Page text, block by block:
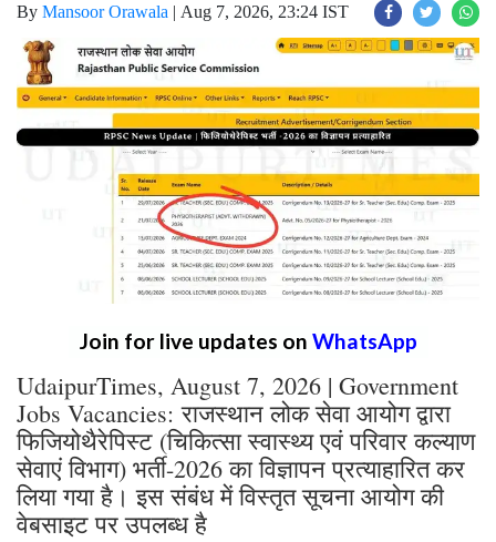
By Mansoor Orawala | Aug 7, 2026, 23:24 IST
Join for live updates on WhatsApp
UdaipurTimes, August 7, 2026 | Government
Jobs Vacancies: राजस्थान लोक सेवा आयोग द्वारा
फिजियोथैरेपिस्ट (चिकित्सा स्वास्थ्य एवं परिवार कल्याण
सेवाएं विभाग) भर्ती-2026 का विज्ञापन प्रत्याहारित कर
लिया गया है। इस संबंध में विस्तृत सूचना आयोग की
वेबसाइट पर उपलब्ध है